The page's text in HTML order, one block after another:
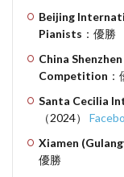
Beijing
Pianists ：優勝
China
Competition
Santa Cecilia
（2024）
Xiamen
優勝